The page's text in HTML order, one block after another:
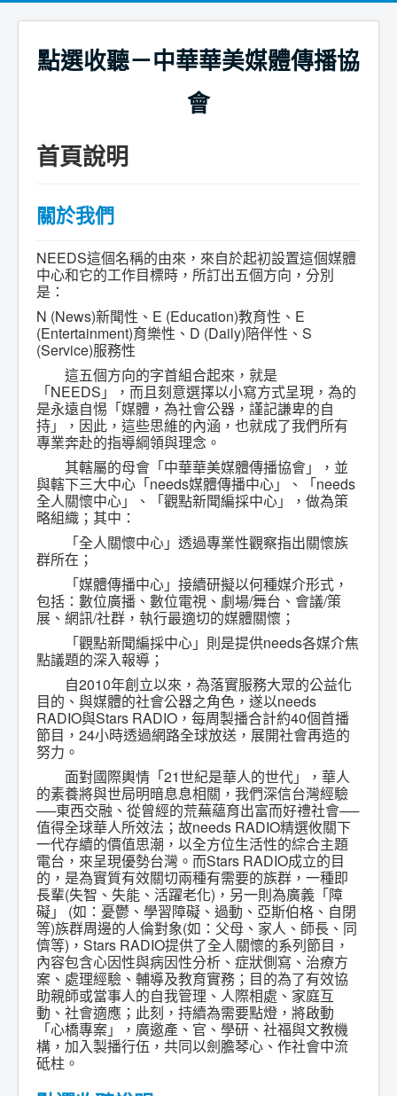
點選收聽－中華華美媒體傳播協
會
首頁說明
關於我們
NEEDS這個名稱的由來，來自於起初設置這個媒體
中心和它的工作目標時，所訂出五個方向，分別
是：
N (News)新聞性、 E (Education)教育性、 E
(Entertainment)育樂性、 D (Daily)陪伴性、 S
(Service)服務性
這五個方向的字首組合起來，就是
「NEEDS」，而且刻意選擇以小寫方式呈現，為的
是永遠自惕「媒體，為社會公器，謹記謙卑的自
持」，因此，這些思維的內涵，也就成了我們所有
專業奔赴的指導綱領與理念。
其轄屬的母會「中華華美媒體傳播協會」，並
與轄下三大中心「needs媒體傳播中心」、「needs
全人關懷中心」、「觀點新聞編採中心」，做為策
略組織；其中：
「全人關懷中心」透過專業性觀察指出關懷族
群所在；
「媒體傳播中心」接續研擬以何種媒介形式，
包括：數位廣播、數位電視、劇場/舞台、會議/策
展、網訊/社群，執行最適切的媒體關懷；
「觀點新聞編採中心」則是提供needs各媒介焦
點議題的深入報導；
自2010年創立以來，為落實服務大眾的公益化
目的、與媒體的社會公器之角色，遂以needs
RADIO與Stars RADIO，每周製播合計約40個首播
節目，24小時透過網路全球放送，展開社會再造的
努力。
面對國際輿情「21世紀是華人的世代」，華人
的素養將與世局明暗息息相關，我們深信台灣經驗
──東西交融、從曾經的荒蕪蘊育出富而好禮社會──
值得全球華人所效法；故needs RADIO精選攸關下
一代存續的價值思潮，以全方位生活性的綜合主題
電台，來呈現優勢台灣。而Stars RADIO成立的目
的，是為實質有效關切兩種有需要的族群，一種即
長輩(失智、失能、活躍老化)，另一則為廣義「障
礙」 (如：憂鬱、學習障礙、過動、亞斯伯格、自閉
等)族群周邊的人倫對象(如：父母、家人、師長、同
儕等)，Stars RADIO提供了全人關懷的系列節目，
內容包含心因性與病因性分析、症狀側寫、治療方
案、處理經驗、輔導及教育實務；目的為了有效協
助親師或當事人的自我管理、人際相處、家庭互
動、社會適應；此刻，持續為需要點燈，將啟動
「心橋專案」，廣邀產、官、學研、社福與文教機
構，加入製播行伍，共同以劍膽琴心、作社會中流
砥柱。